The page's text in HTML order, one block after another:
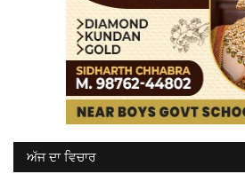
ਅੱਜ ਦਾ ਵਿਚਾਰ